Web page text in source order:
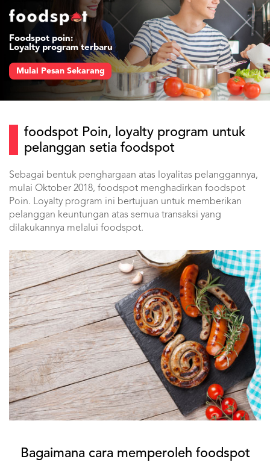
Foodspot poin:
Loyalty program terbaru
Mulai Pesan Sekarang
foodspot Poin, loyalty program untuk
pelanggan setia foodspot
Sebagai bentuk penghargaan atas loyalitas pelanggannya,
mulai Oktober 2018, foodspot menghadirkan foodspot
Poin. Loyalty program ini bertujuan untuk memberikan
pelanggan keuntungan atas semua transaksi yang
dilakukannya melalui foodspot.
Bagaimana cara memperoleh foodspot